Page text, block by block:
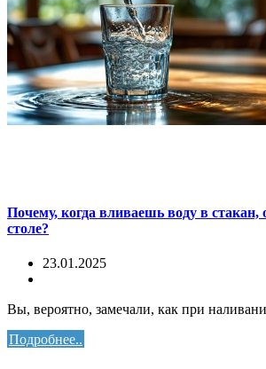
Почему, когда вливаешь воду в стакан,
столе?
23.01.2025
Вы, вероятно, замечали, как при
Подробнее..